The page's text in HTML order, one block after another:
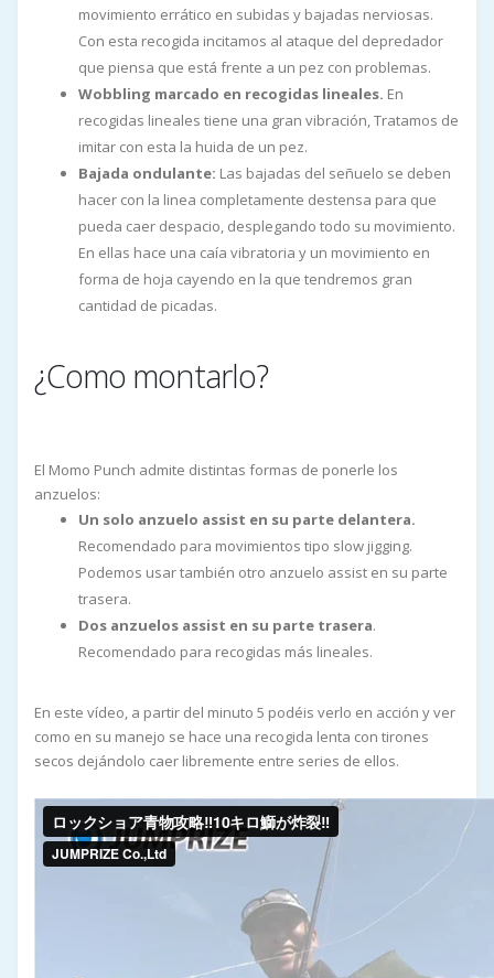
movimiento errático en subidas y bajadas nerviosas.
Con esta recogida incitamos al ataque del depredador
que piensa que está frente a un pez con problemas.
Wobbling marcado en recogidas lineales. En
recogidas lineales tiene una gran vibración, Tratamos de
imitar con esta la huida de un pez.
Bajada ondulante: Las bajadas del señuelo se deben
hacer con la linea completamente destensa para que
pueda caer despacio, desplegando todo su movimiento.
En ellas hace una caía vibratoria y un movimiento en
forma de hoja cayendo en la que tendremos gran
cantidad de picadas.
¿Como montarlo?
El Momo Punch admite distintas formas de ponerle los
anzuelos:
Un solo anzuelo assist en su parte delantera.
Recomendado para movimientos tipo slow jigging.
Podemos usar también otro anzuelo assist en su parte
trasera.
Dos anzuelos assist en su parte trasera.
Recomendado para recogidas más lineales.
En este vídeo, a partir del minuto 5 podéis verlo en acción y ver
como en su manejo se hace una recogida lenta con tirones
secos dejándolo caer libremente entre series de ellos.